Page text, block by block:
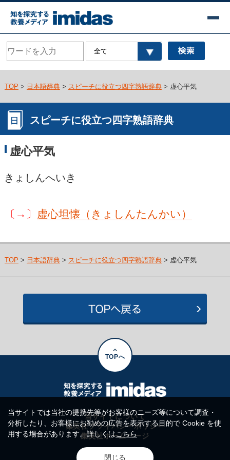
TOP > 日本語辞典> スピーチに役立つ四字熟語辞典> 虚心平気
スピーチに役立つ四字熟語辞典
虚心平気
きょしんへいき
〔→〕 虚心坦懐（きょしんたんかい）
TOP > 日本語辞典> スピーチに役立つ四字熟語辞典> 虚心平気
TOPへ
当サイトについて
集英社プライバシーポリシー
集英社ホームページ
当サイトでは当社の提携先等がお客様のニーズ等について調査・
分析したり、お客様にお勧めの広告を表示する目的で Cookie を使
用する場合があります。詳しくはこちら
閉じる